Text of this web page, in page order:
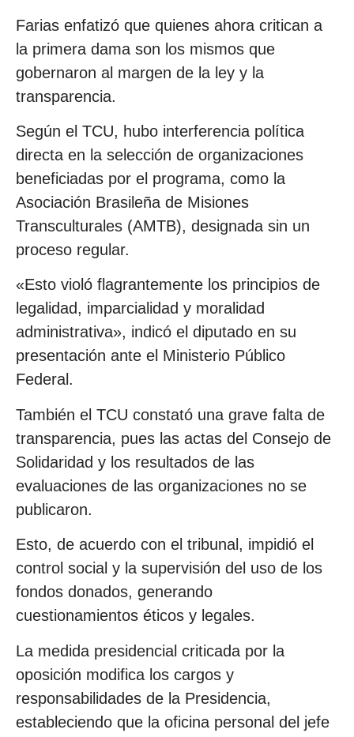
Farias enfatizó que quienes ahora critican a
la primera dama son los mismos que
gobernaron al margen de la ley y la
transparencia.
Según el TCU, hubo interferencia política
directa en la selección de organizaciones
beneficiadas por el programa, como la
Asociación Brasileña de Misiones
Transculturales (AMTB), designada sin un
proceso regular.
«Esto violó flagrantemente los principios de
legalidad, imparcialidad y moralidad
administrativa», indicó el diputado en su
presentación ante el Ministerio Público
Federal.
También el TCU constató una grave falta de
transparencia, pues las actas del Consejo de
Solidaridad y los resultados de las
evaluaciones de las organizaciones no se
publicaron.
Esto, de acuerdo con el tribunal, impidió el
control social y la supervisión del uso de los
fondos donados, generando
cuestionamientos éticos y legales.
La medida presidencial criticada por la
oposición modifica los cargos y
responsabilidades de la Presidencia,
estableciendo que la oficina personal del jefe